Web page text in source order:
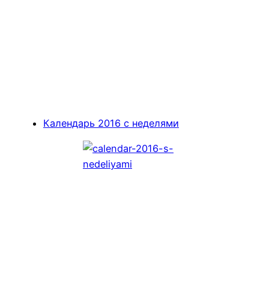
Календарь 2016 с неделями